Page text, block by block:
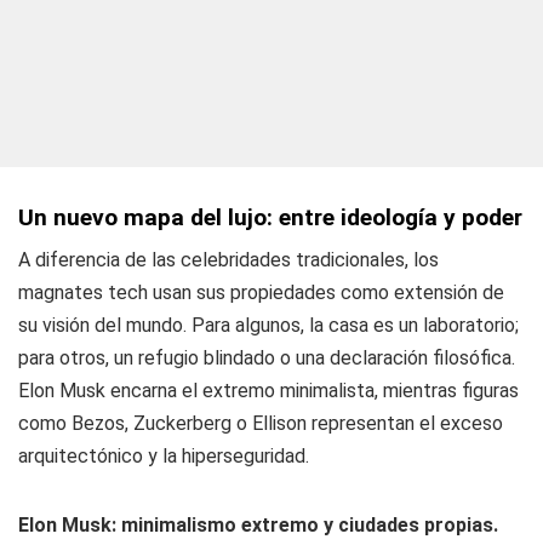
Un nuevo mapa del lujo: entre ideología y poder
A diferencia de las celebridades tradicionales, los
magnates tech usan sus propiedades como extensión de
su visión del mundo. Para algunos, la casa es un laboratorio;
para otros, un refugio blindado o una declaración filosófica.
Elon Musk encarna el extremo minimalista, mientras figuras
como Bezos, Zuckerberg o Ellison representan el exceso
arquitectónico y la hiperseguridad.
Elon Musk: minimalismo extremo y ciudades propias.